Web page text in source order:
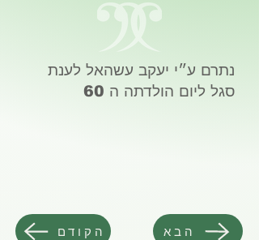
נתרם ע״י יעקב עשהאל לענת
סגל ליום הולדתה ה 60
הקודם הבא